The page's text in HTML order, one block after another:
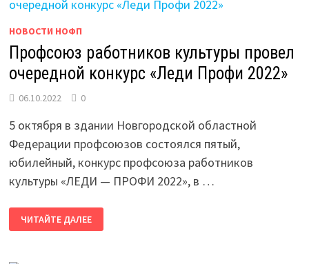
МОЛОДЕЖИ
НОВОСТИ НОФП
Профсоюз работников культуры провел
очередной конкурс «Леди Профи 2022»
06.10.2022 0
5 октября в здании Новгородской областной
Федерации профсоюзов состоялся пятый,
юбилейный, конкурс профсоюза работников
культуры «ЛЕДИ — ПРОФИ 2022», в …
ПРОФСОЮЗ
РАБОТНИКОВ
КУЛЬТУРЫ
ЧИТАЙТЕ ДАЛЕЕ